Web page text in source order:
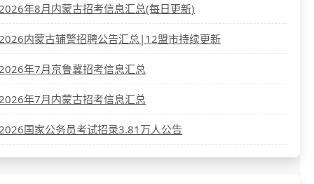
年8月内蒙古招考信息汇总(每日更新)
内蒙古辅警招聘公告汇总|12盟市持续更新
年7月京鲁冀招考信息汇总
年7月内蒙古招考信息汇总
国家公务员考试招录3.81万人公告